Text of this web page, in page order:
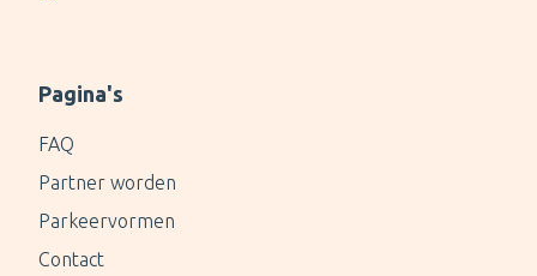
Pagina's
FAQ
Partner worden
Parkeervormen
Contact